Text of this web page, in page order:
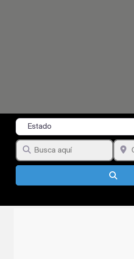
Estado
Busca aquí Cerca